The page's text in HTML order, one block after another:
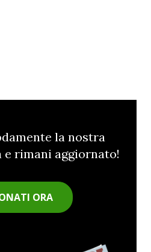
la nostra
rimani aggiornato!
ORA